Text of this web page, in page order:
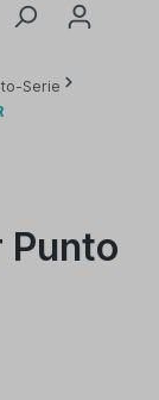
Serie
Punto